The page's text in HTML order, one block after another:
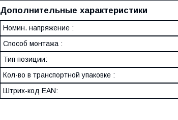
Дополнительные характеристики
Номин. напряжение :
Способ монтажа :
Тип позиции:
Кол-во в транспортной упаковке :
Штрих-код EAN: